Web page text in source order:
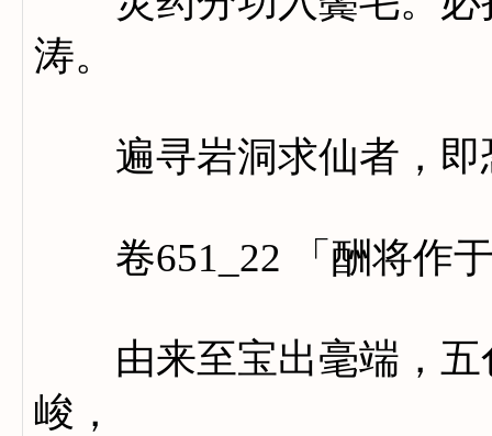
涛。
遍寻岩洞求仙者，即
卷651_22 「酬将作于
由来至宝出毫端，五
峻，